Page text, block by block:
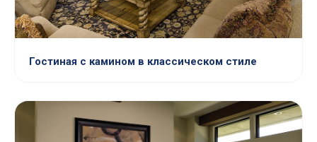
Гостиная с камином в классическом стиле